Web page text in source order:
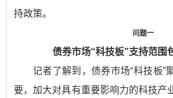
持政策。
问题一
债券市场“科技板”支持范围
记者了解到，债券市场“科技板”
要，加大对具有重要影响力的科技产